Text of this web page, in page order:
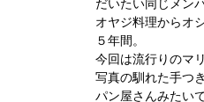
だいたい同じメン
オヤジ料理からオ
５年間。
今回は流行りのマ
写真の馴れた手つ
パン屋さんみたい